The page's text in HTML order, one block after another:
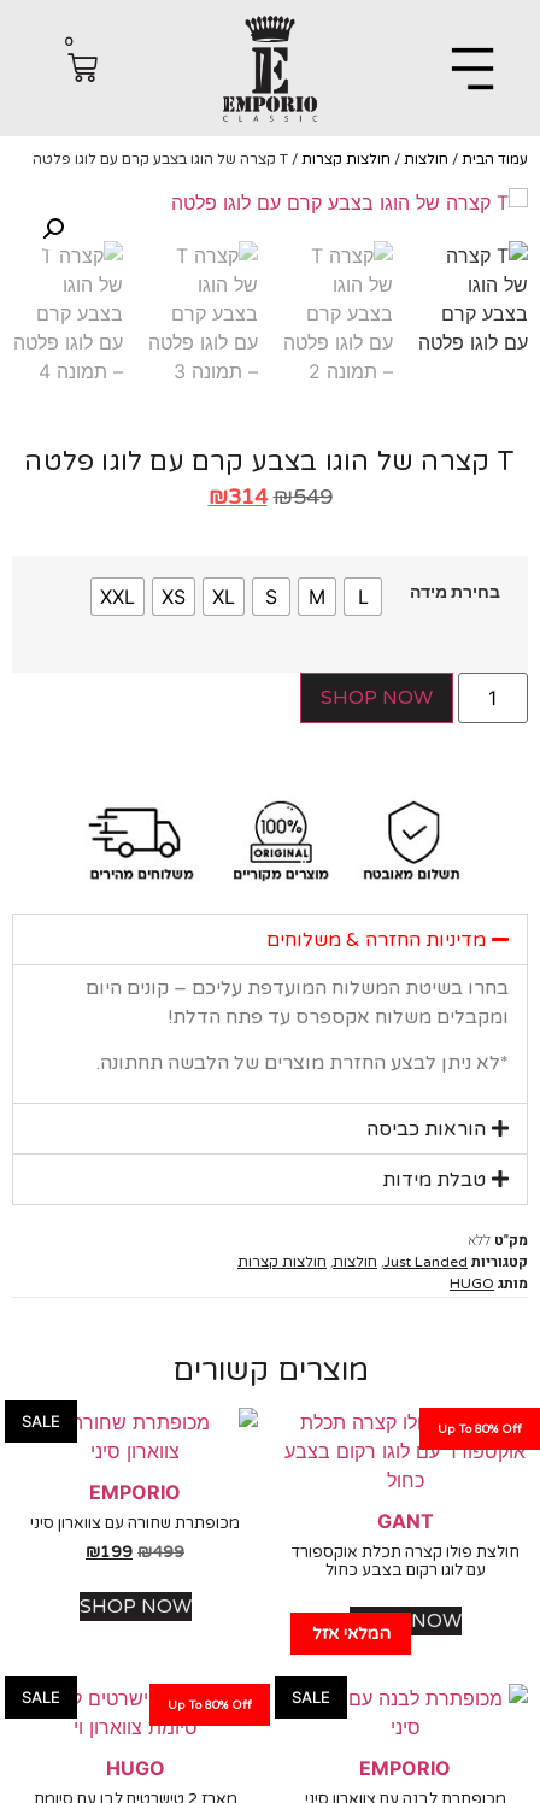
הבית/חולצות /חולצות קצרות / T קצרה של הוגו בצבע קרם עם לוגו פלטה
₪
₪314
מידה L
M
S
XL
XS
XXL
SHOP NOW
מדיניות החזרה & משלוחים
בשיטת המשלוח המועדפת עליכם – קונים היום
משלוח אקספרס עד פתח הדלת!
ניתן לבצע החזרת מוצרים של הלבשה תחתונה.
הוראות כביסה
טבלת מידות
ללא
Just Landed
,חולצות ,חולצות קצרות
HUGO
מוצרים קשורים
Up To
המלאי אזל
GANT
פולו קצרה תכלת אוקספורד
עם לוגו רקום בצבע כחול
SHOP NOW
SALE
EMPORIO
מכופתרת שחורה עם צווארון סיני
₪
₪199
SHOP NOW
SALE
EMPORIO
SALE Up To 80% Off
HUGO